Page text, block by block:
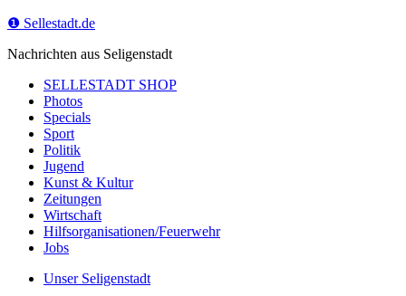
❶ Sellestadt.de
Nachrichten aus Seligenstadt
SELLESTADT SHOP
Photos
Specials
Sport
Politik
Jugend
Kunst & Kultur
Zeitungen
Wirtschaft
Hilfsorganisationen/Feuerwehr
Jobs
Unser Seligenstadt